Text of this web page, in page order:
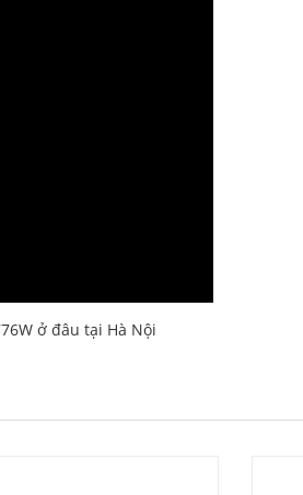
ở đâu tại Hà Nội